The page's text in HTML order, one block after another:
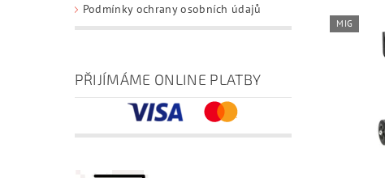
Podmínky ochrany osobních údajů
PŘIJÍMÁME ONLINE PLATBY
MIG